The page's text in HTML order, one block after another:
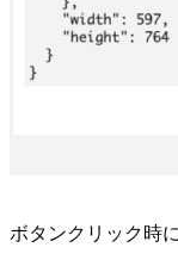
ボタンクリック時